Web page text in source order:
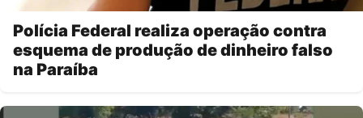
Polícia Federal realiza operação contra
esquema de produção de dinheiro falso
na Paraíba